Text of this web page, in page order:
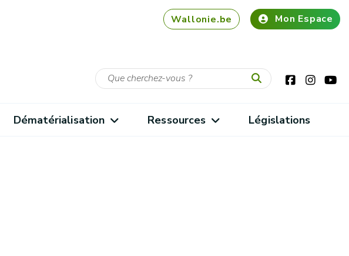
Wallonie.be Mon Espace
Dématérialisation Ressources Législations